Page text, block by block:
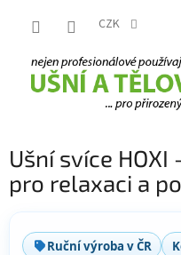
CZK
Ušní svíce
pro relaxaci a
Ruční výroba v ČR